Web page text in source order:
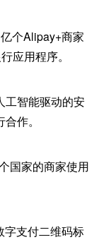
个Alipay+商家
应用程序。
工智能驱动的安
作。
国家的商家使用
字支付二维码标